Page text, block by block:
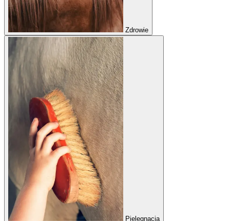
Zdrowie
Pielęgnacja